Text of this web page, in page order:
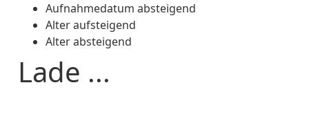
Aufnahmedatum absteigend
Alter aufsteigend
Alter absteigend
Lade ...